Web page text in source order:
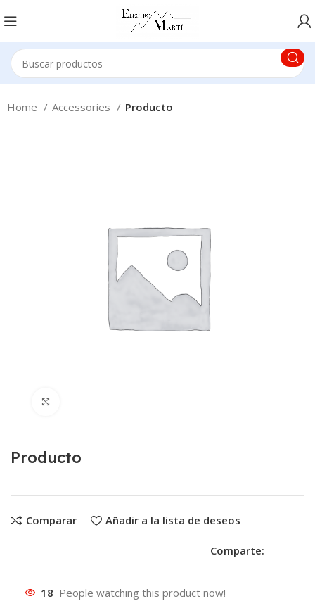
Home Accessories Producto
Producto
Comparar Añadir a la lista de deseos
Comparte:
18 People watching this product now!